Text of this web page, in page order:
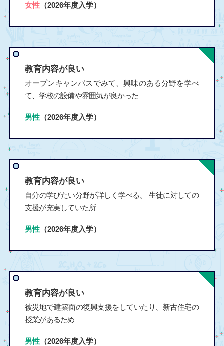
女性（2026年度入学）
教育内容が良い
オープンキャンパスでみて、興味のある分野を学べ
て、学校の設備や雰囲気が良かった
男性（2026年度入学）
教育内容が良い
自分の学びたい分野が詳しく学べる。 生徒に対しての
支援が充実していた所
男性（2026年度入学）
教育内容が良い
被災地で建築面の復興支援をしていたり、新古住宅の
授業があるため
男性（2026年度入学）